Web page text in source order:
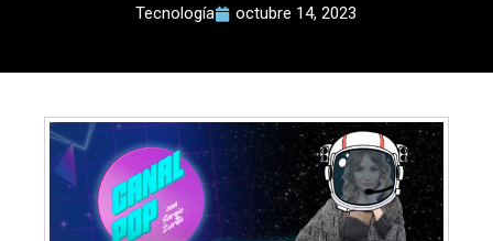
Tecnología octubre 14, 2023